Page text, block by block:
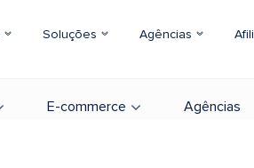
Soluções Agências
E-commerce Agências